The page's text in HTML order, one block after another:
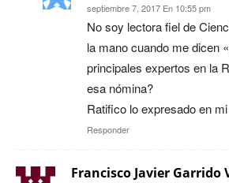
septiembre 7, 2017 En 10:55 pm
No soy lectora fiel de
la mano cuando me dicen
principales expertos en la
esa nómina?
Ratifico lo expresado en
Responder
Francisco Javier Garrido